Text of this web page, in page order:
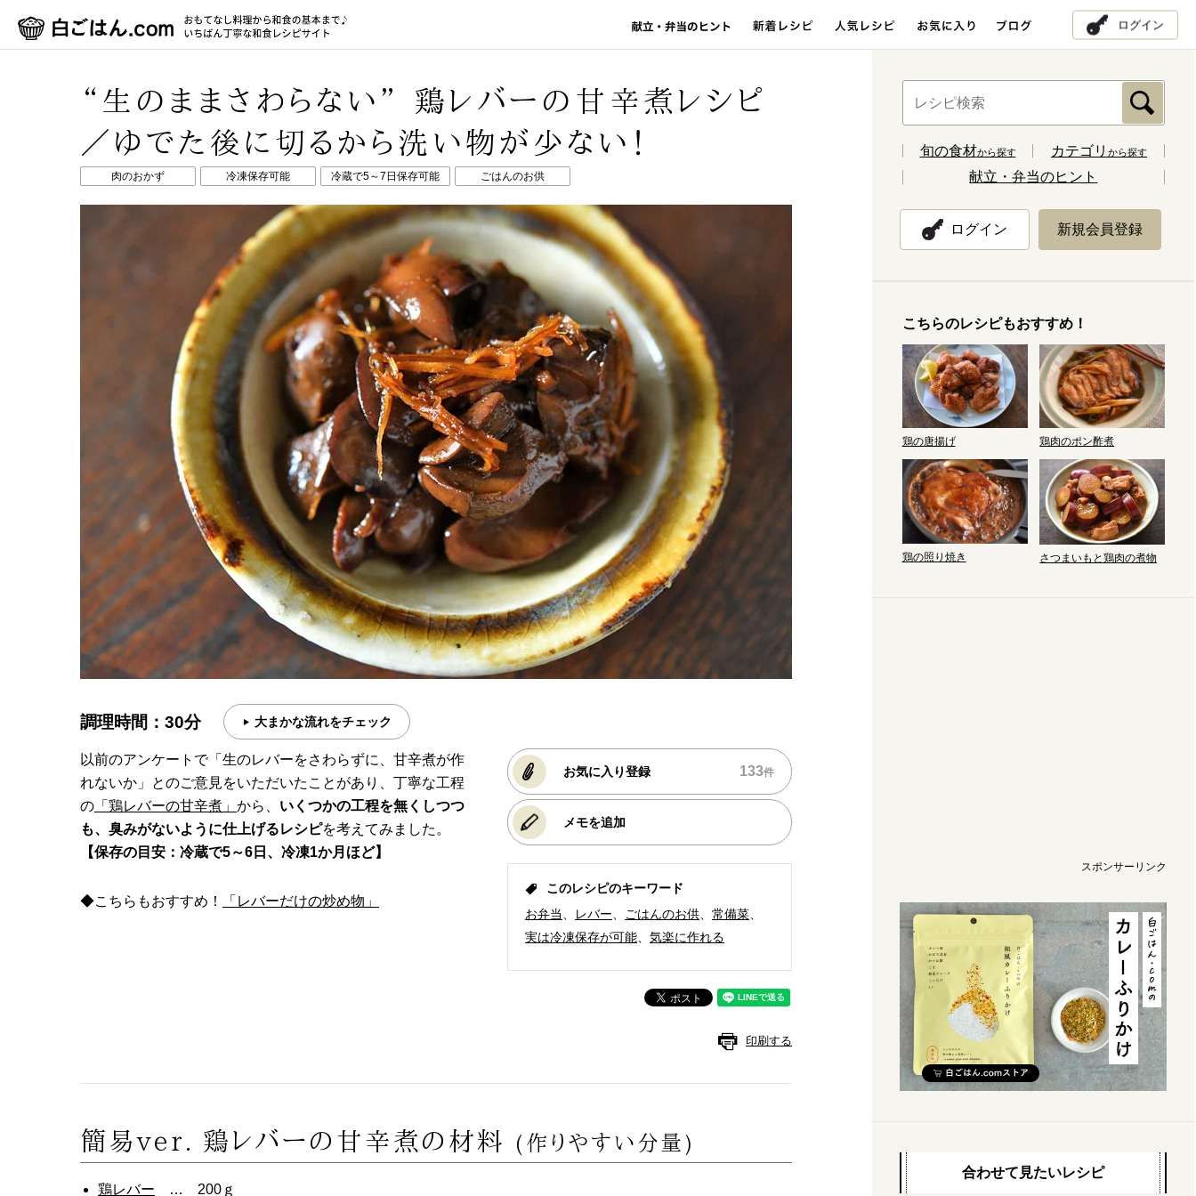
ログイン
“生のままさわらない” 鶏レバーの甘辛煮レシピ
／ゆでた後に切るから洗い物が少ない！
肉のおかず 冷凍保存可能 冷蔵で5～7日保存可能 ごはんのお供
調理時間：30分 大まかな流れをチェック
以前のアンケートで「生のレバーをさわらずに、甘辛煮が作
れないか」とのご意見をいただいたことがあり、丁寧な工程
の 「鶏レバーの甘辛煮」 から、 いくつかの工程を無くしつつ
も、臭みがないように仕上げるレシピを考えてみました。
【保存の目安：冷蔵で5～6日、冷凍1か月ほど】
◆こちらもおすすめ！ 「レバーだけの炒め物」
お気に入り登録 133件
メモを追加
このレシピのキーワード
お弁当
レバー ごはんのお供
常備菜
実は冷凍保存が可能
気楽に作れる
印刷する
簡易ver. 鶏レバーの甘辛煮の材料 (作りやすい分量)
鶏レバー … 200ｇ
旬の食材から探す カテゴリ から探す
献立・弁当のヒント
ログイン 新規会員登録
こちらのレシピもおすすめ！
鶏の唐揚げ 鶏肉のポン酢煮
鶏の照り焼き さつまいもと鶏肉の煮物
スポンサーリンク
合わせて見たいレシピ